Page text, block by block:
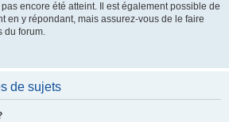
pas encore été atteint. Il est également possible de
en y répondant, mais assurez-vous de le faire
du forum.
de sujets